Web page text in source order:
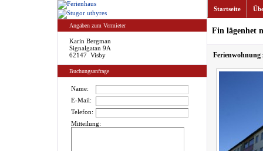
Angaben zum Vermieter
Karin Bergman
Signalgatan 9A
62147 Visby
Buchungsanfrage
Name:
E-Mail:
Telefon:
Mitteilung:
Startseite
Fin lägenhet
Ferienwohnung